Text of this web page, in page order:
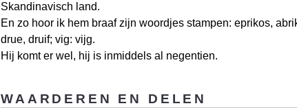
Skandinavisch land.
En zo hoor ik hem braaf zijn woordjes stampen: eprikos,
drue, druif; vig: vijg.
Hij komt er wel, hij is inmiddels al negentien.
WAARDEREN EN DELEN